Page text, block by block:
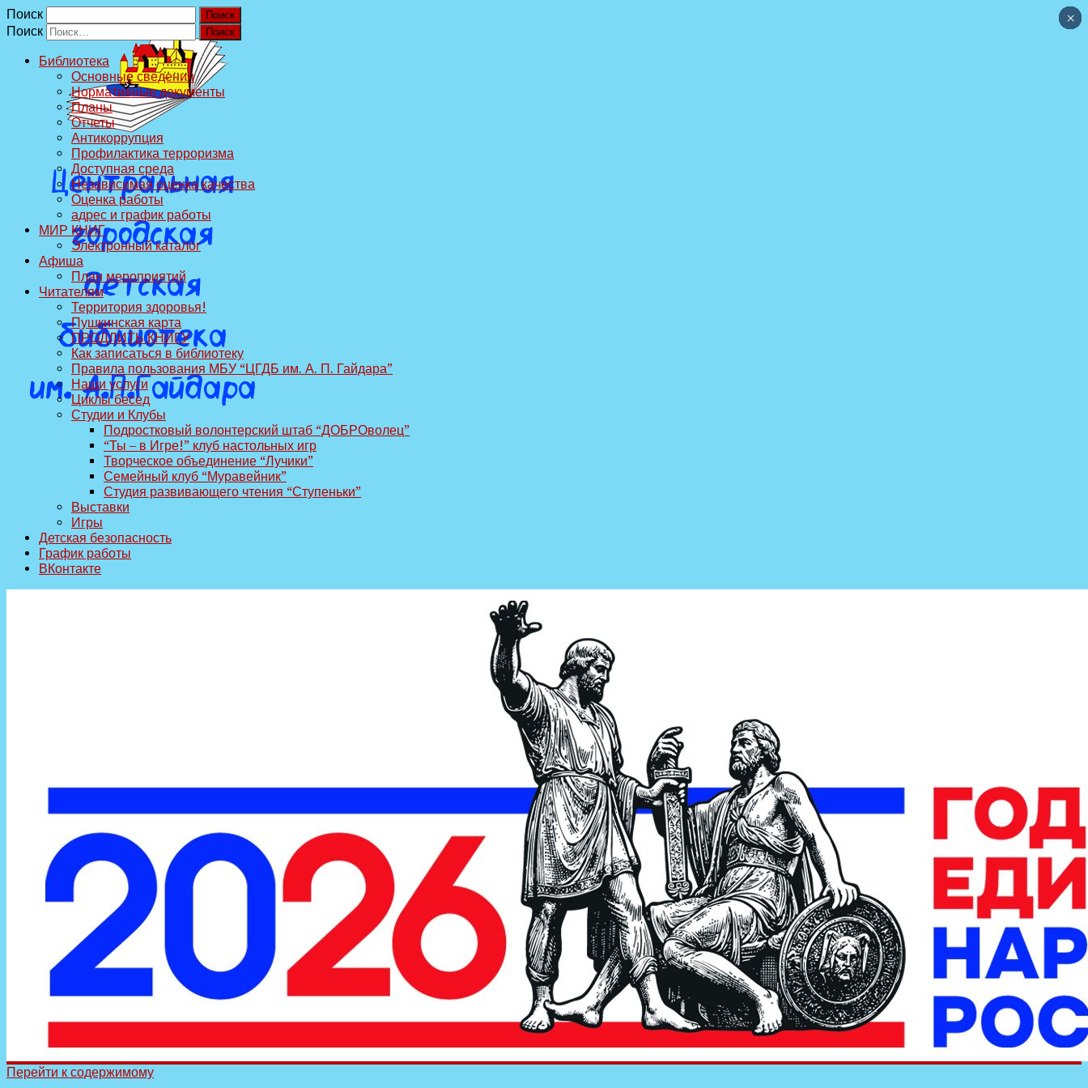
Поиск
Поиск
Библиотека
Основные сведения
Нормативные документы
Планы
Отчеты
Антикоррупция
Профилактика терроризма
Доступная среда
Независимая оценка качества
Оценка работы
адрес и график работы
МИР КНИГ
Электронный каталог
Афиша
План мероприятий
Читателям
Территория здоровья!
Пушкинская карта
ПРОДЛИТЬ КНИГУ
Как записаться в библиотеку
Правила пользования МБУ “ЦГДБ им. А. П. Гайдара”
Наши услуги
Циклы бесед
Студии и Клубы
Подростковый волонтерский штаб “ДОБРОволец”
“Ты – в Игре!” клуб настольных игр
Творческое объединение “Лучики”
Семейный клуб “Муравейник”
Студия развивающего чтения “Ступеньки”
Выставки
Игры
Детская безопасность
График работы
ВКонтакте
Перейти к содержимому
×
×
×
×
×
×
×
×
×
×